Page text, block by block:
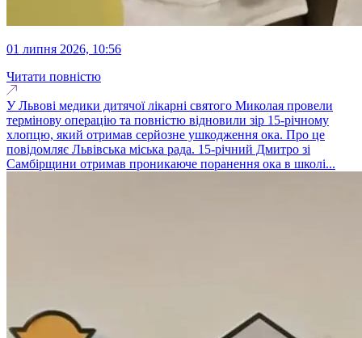
01 липня 2026, 10:56
Читати повністю
У Львові медики дитячої лікарні святого Миколая провели
термінову операцію та повністю відновили зір 15-річному
хлопцю, який отримав серйозне ушкодження ока. Про це
повідомляє Львівська міська рада. 15-річний Дмитро зі
Самбірщини отримав проникаюче поранення ока в школі...